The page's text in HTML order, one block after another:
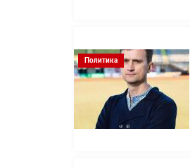
Политика